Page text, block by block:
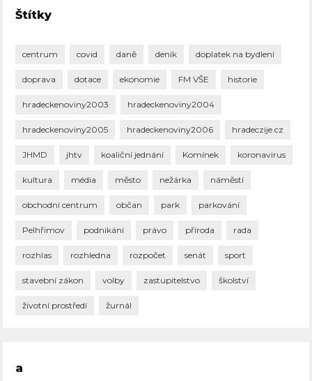
Štítky
centrum covid daně deník doplatek na bydlení
doprava dotace ekonomie FM VŠE historie
hradeckenoviny2003 hradeckenoviny2004
hradeckenoviny2005 hradeckenoviny2006 hradeczije.cz
JHMD jhtv koaliční jednání Komínek koronavirus
kultura média město nežárka náměstí
obchodní centrum občan park parkování
Pelhřimov podnikání právo příroda rada
rozhlas rozhledna rozpočet senát sport
stavební zákon volby zastupitelstvo školství
životní prostředí žurnál
a